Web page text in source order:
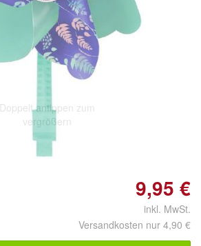
Doppelt antippen zum
vergrößern
9,95 €
inkl. MwSt.
Versandkosten nur 4,90 €